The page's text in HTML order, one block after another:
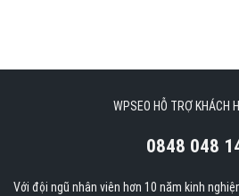
WPSEO HỖ TRỢ KHÁCH
0848 048
Với đội ngũ nhân viên hơn 10 năm kinh